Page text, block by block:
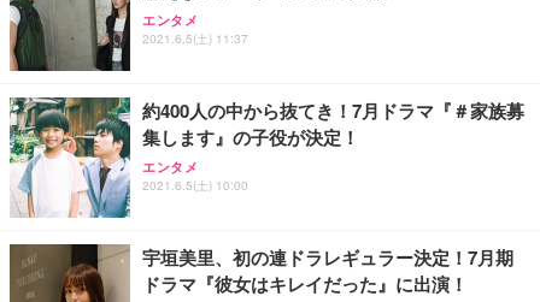
エンタメ
2021.6.5(土) 11:37
約400人の中から抜てき！7月ドラマ『＃家族募
集します』の子役が決定！
エンタメ
2021.6.5(土) 10:00
宇垣美里、初の連ドラレギュラー決定！7月期
ドラマ『彼女はキレイだった』に出演！